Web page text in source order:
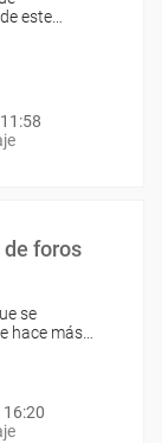
este…
foros
se
hace más…